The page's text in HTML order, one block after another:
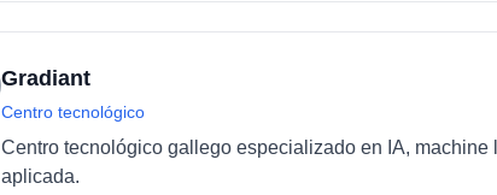
Gradiant
Centro tecnológico
Centro tecnológico gallego especializado en IA,
aplicada.